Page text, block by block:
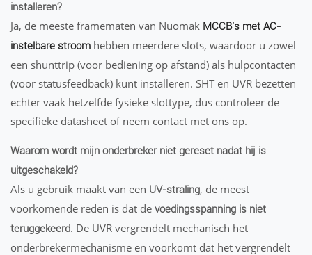
installeren?
Ja, de meeste framematen van Nuomak MCCB's met AC-
instelbare stroom hebben meerdere slots, waardoor u zowel
een shunttrip (voor bediening op afstand) als hulpcontacten
(voor statusfeedback) kunt installeren. SHT en UVR bezetten
echter vaak hetzelfde fysieke slottype, dus controleer de
specifieke datasheet of neem contact met ons op.
Waarom wordt mijn onderbreker niet gereset nadat hij is
uitgeschakeld?
Als u gebruik maakt van een UV-straling, de meest
voorkomende reden is dat de voedingsspanning is niet
teruggekeerd. De UVR vergrendelt mechanisch het
onderbrekermechanisme en voorkomt dat het vergrendelt